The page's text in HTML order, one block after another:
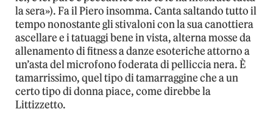
la sera»). Fa il Piero insomma. Canta saltando tutto il
tempo nonostante gli stivaloni con la sua canottiera
ascellare e i tatuaggi bene in vista, alterna mosse da
allenamento di fitness a danze esoteriche attorno a
un’asta del microfono foderata di pelliccia nera. È
tamarrissimo, quel tipo di tamarraggine che a un
certo tipo di donna piace, come direbbe la
Littizzetto.